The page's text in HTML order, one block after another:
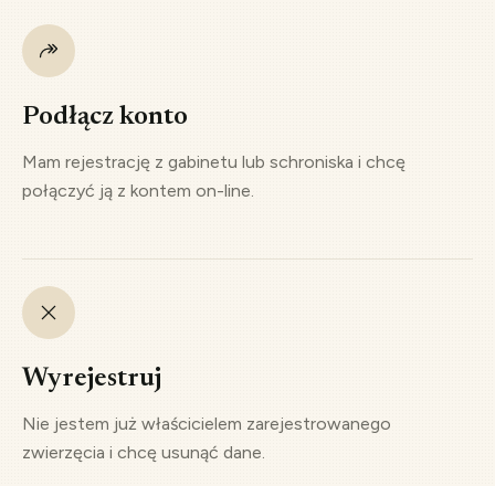
Podłącz konto
Mam rejestrację z gabinetu lub schroniska i chcę
połączyć ją z kontem on-line.
Wyrejestruj
Nie jestem już właścicielem zarejestrowanego
zwierzęcia i chcę usunąć dane.